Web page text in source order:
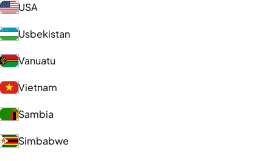
USA
Usbekistan
Vanuatu
Vietnam
Sambia
Simbabwe